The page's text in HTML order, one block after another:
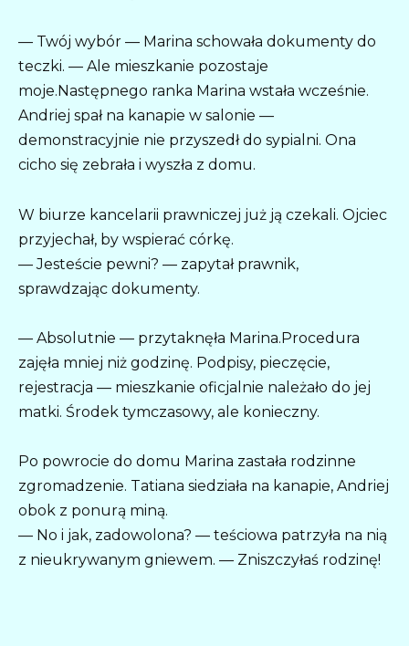
— Twój wybór — Marina schowała dokumenty do
teczki. — Ale mieszkanie pozostaje
moje.Następnego ranka Marina wstała wcześnie.
Andriej spał na kanapie w salonie —
demonstracyjnie nie przyszedł do sypialni. Ona
cicho się zebrała i wyszła z domu.
W biurze kancelarii prawniczej już ją czekali. Ojciec
przyjechał, by wspierać córkę.
— Jesteście pewni? — zapytał prawnik,
sprawdzając dokumenty.
— Absolutnie — przytaknęła Marina.Procedura
zajęła mniej niż godzinę. Podpisy, pieczęcie,
rejestracja — mieszkanie oficjalnie należało do jej
matki. Środek tymczasowy, ale konieczny.
Po powrocie do domu Marina zastała rodzinne
zgromadzenie. Tatiana siedziała na kanapie, Andriej
obok z ponurą miną.
— No i jak, zadowolona? — teściowa patrzyła na nią
z nieukrywanym gniewem. — Zniszczyłaś rodzinę!